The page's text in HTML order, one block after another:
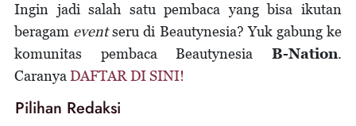
Ingin jadi salah satu pembaca yang bisa ikutan
beragam eventseru di Beautynesia? Yuk gabung ke
komunitas pembaca Beautynesia B-Nation.
Caranya DAFTAR DI SINI!
Pilihan Redaksi